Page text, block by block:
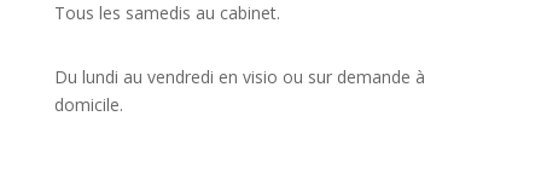
Tous les samedis au cabinet.
Du lundi au vendredi en visio ou sur demande à
domicile.